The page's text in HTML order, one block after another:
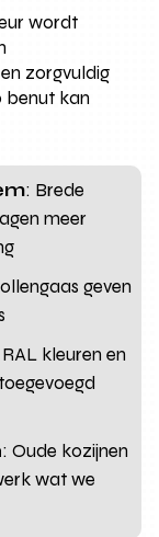
wordt
zorgvuldig
benut kan
: Brede
meer
geven
kleuren en
: Oude kozijnen
wat we